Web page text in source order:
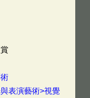
表演藝術>視覺